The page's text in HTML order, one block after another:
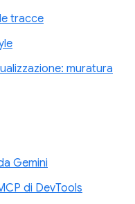
tracce
muratura
Gemini
di DevTools